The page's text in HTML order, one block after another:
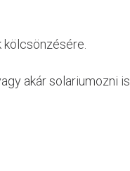
akár solariumozni is.